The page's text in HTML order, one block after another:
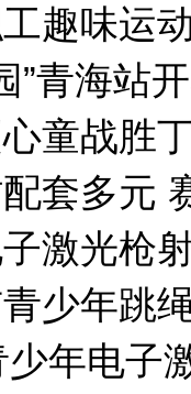
趣味运
”青海站
童战胜
套多元
激光枪
少年跳
年电子